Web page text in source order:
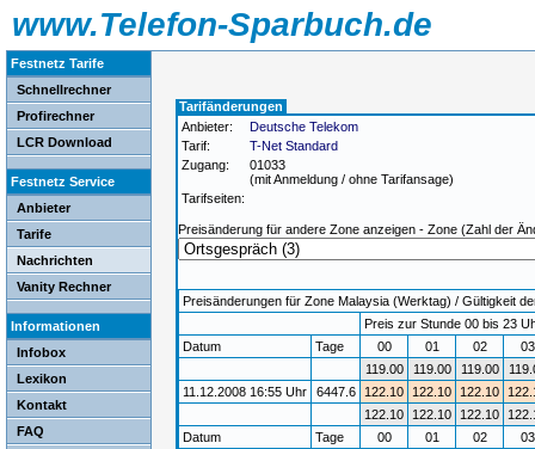
www.Telefon-Sparbuch.de
Festnetz Tarife
Schnellrechner
Profirechner
LCR Download
Festnetz Service
Anbieter
Tarife
Nachrichten
Vanity Rechner
Informationen
Infobox
Lexikon
Kontakt
FAQ
Tarifänderungen
Anbieter:
Deutsche Telekom
Tarif:
T-Net Standard
Zugang:
01033
(mit Anmeldung / ohne Tarifansage)
Tarifseiten:
Preisänderung für andere Zone anzeigen - Zone (Zahl der
Preisänderungen für Zone Malaysia (Werktag) / Gültigkeit
Preis zur Stunde 00 bis 23
Datum
Tage 00 01 02
119.00
119.00 119.00
11.12.2008 16:55 Uhr
6447.6 122.10 122.10 122.10
122.10
122.10 122.10
Datum
Tage 00 01 02